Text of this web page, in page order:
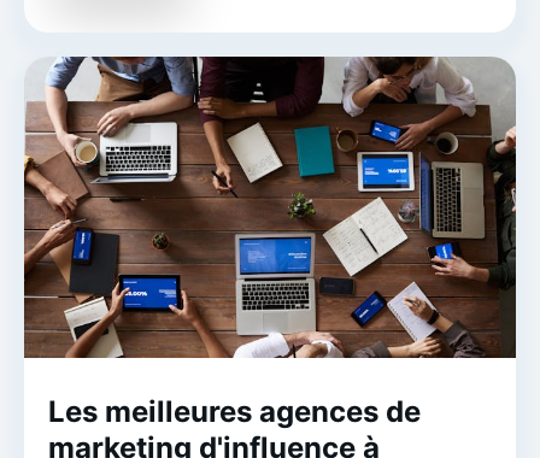
Les meilleures agences de
marketing d'influence à